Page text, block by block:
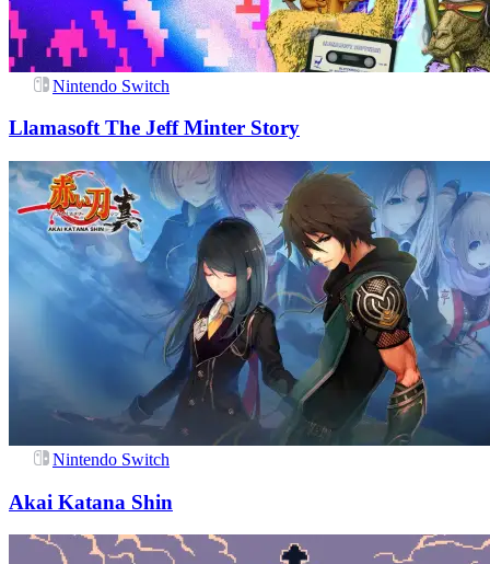
Nintendo Switch
Llamasoft The Jeff Minter Story
Nintendo Switch
Akai Katana Shin